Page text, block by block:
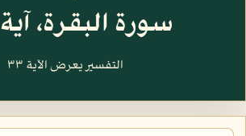
سورة البقرة، آية ٣٣
التفسير يعرض الآية ٣٣